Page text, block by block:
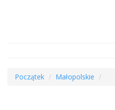
Początek Małopolskie